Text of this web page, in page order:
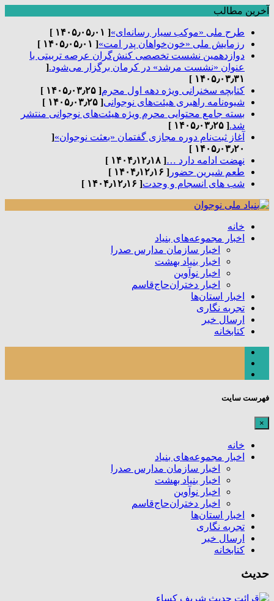
آخرین مطالب
طرح ملی «موکب سیار رسانه‌ای»[ ۱۴۰۵٫۰۵٫۰۱ ]
رزمایش ملی «خون‌خواهان پدر امت»[ ۱۴۰۵٫۰۵٫۰۱ ]
دوازدهمین نشست تخصصی کنش‌گران عرصه تربیتی با
عنوان «نشست مرشد» در کرمان برگزار می‌شود.[
۱۴۰۵٫۰۳٫۳۱ ]
کتابچه سخنرانی ویژه دهه اول محرم[ ۱۴۰۵٫۰۳٫۲۵ ]
شیوه‌نامه راهبری هیئت‌های نوجوانی[ ۱۴۰۵٫۰۳٫۲۵ ]
بسته جامع محتوایی محرم ویژه هیئت‌های نوجوانی منتشر
شد.[ ۱۴۰۵٫۰۳٫۲۵ ]
آغاز ثبت‌نام دوره مجازی گفتمان «بعثت نوجوان»[
۱۴۰۵٫۰۳٫۲۰ ]
نهضت ادامه دارد …[ ۱۴۰۴٫۱۲٫۱۸ ]
طعم شیرین حضور [ ۱۴۰۴٫۱۲٫۱۶ ]
شب های انسجام و وحدت[ ۱۴۰۴٫۱۲٫۱۶ ]
خانه
اخبار مجموعه‌های بنیاد
اخبار سازمان مدارس صدرا
اخبار بنیاد بهشت
اخبار نوآوین
اخبار دختران‌حاج‌قاسم
اخبار استان‌ها
تجربه نگاری
ارسال خبر
کتابخانه
فهرست سایت
×
خانه
اخبار مجموعه‌های بنیاد
اخبار سازمان مدارس صدرا
اخبار بنیاد بهشت
اخبار نوآوین
اخبار دختران‌حاج‌قاسم
اخبار استان‌ها
تجربه نگاری
ارسال خبر
کتابخانه
حدیث